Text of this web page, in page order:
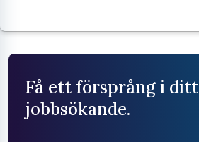
Få ett försprång i ditt
jobbsökande.